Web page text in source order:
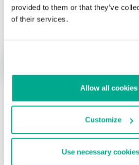
provided to them or that they’ve
of their services.
Allow all cookies
Customize
Use necessary
Nombre* Correo
ÚLTIMAS PUBLICACIONES